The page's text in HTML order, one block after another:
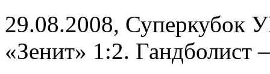
29.08.2008, Суперкубок
«Зенит» 1:2. Гандболист